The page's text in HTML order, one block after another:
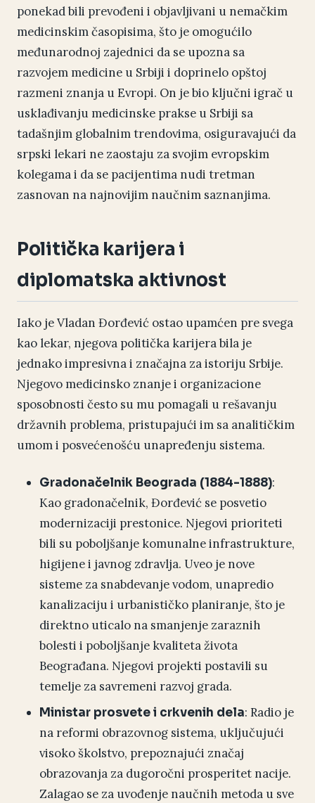
ponekad bili prevođeni i objavljivani u nemačkim
medicinskim časopisima, što je omogućilo
međunarodnoj zajednici da se upozna sa
razvojem medicine u Srbiji i doprinelo opštoj
razmeni znanja u Evropi. On je bio ključni igrač u
usklađivanju medicinske prakse u Srbiji sa
tadašnjim globalnim trendovima, osiguravajući da
srpski lekari ne zaostaju za svojim evropskim
kolegama i da se pacijentima nudi tretman
zasnovan na najnovijim naučnim saznanjima.
Politička karijera i
diplomatska aktivnost
Iako je Vladan Đorđević ostao upamćen pre svega
kao lekar, njegova politička karijera bila je
jednako impresivna i značajna za istoriju Srbije.
Njegovo medicinsko znanje i organizacione
sposobnosti često su mu pomagali u rešavanju
državnih problema, pristupajući im sa analitičkim
umom i posvećenošću unapređenju sistema.
Gradonačelnik Beograda (1884-1888):
Kao gradonačelnik, Đorđević se posvetio
modernizaciji prestonice. Njegovi prioriteti
bili su poboljšanje komunalne infrastrukture,
higijene i javnog zdravlja. Uveo je nove
sisteme za snabdevanje vodom, unapredio
kanalizaciju i urbanističko planiranje, što je
direktno uticalo na smanjenje zaraznih
bolesti i poboljšanje kvaliteta života
Beograđana. Njegovi projekti postavili su
temelje za savremeni razvoj grada.
Ministar prosvete i crkvenih dela: Radio je
na reformi obrazovnog sistema, uključujući
visoko školstvo, prepoznajući značaj
obrazovanja za dugoročni prosperitet nacije.
Zalagao se za uvođenje naučnih metoda u sve